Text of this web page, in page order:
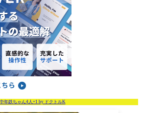
中年鉄ちゃん4人+1 by ドクトルK